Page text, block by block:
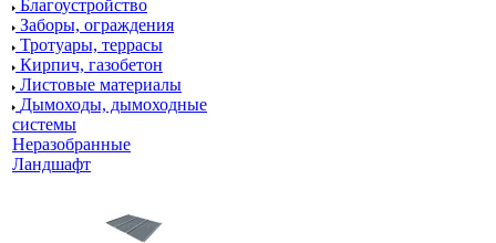
Благоустройство
Заборы, ограждения
Тротуары, террасы
Кирпич, газобетон
Листовые материалы
Дымоходы, дымоходные
системы
Неразобранные
Ландшафт